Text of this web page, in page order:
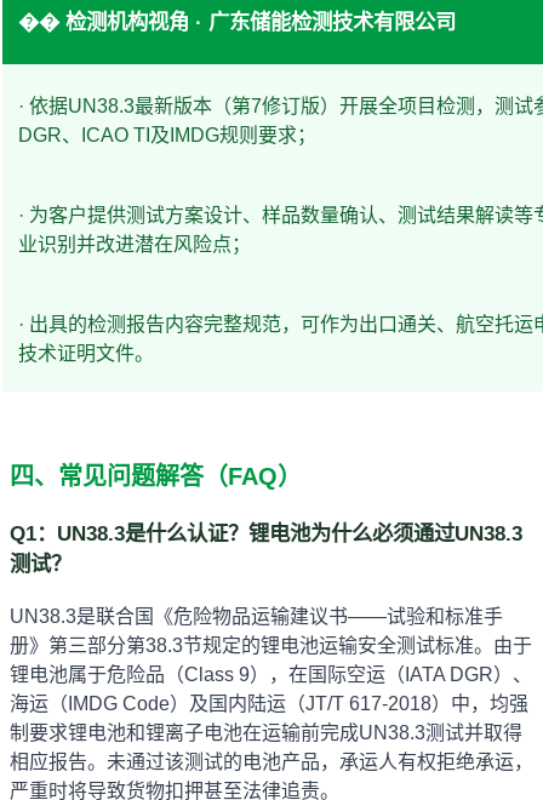
�� 检测机构视角 · 广东储能检测技术有限公司
· 依据UN38.3最新版本（第7修订版）开展全项目检测，测试
DGR、ICAO TI及IMDG规则要求；
· 为客户提供测试方案设计、样品数量确认、测试结果解读
业识别并改进潜在风险点；
· 出具的检测报告内容完整规范，可作为出口通关、航空托
技术证明文件。
四、常见问题解答（FAQ）
Q1：UN38.3是什么认证？锂电池为什么必须通过UN38.3
测试？
UN38.3是联合国《危险物品运输建议书——试验和标准手
册》第三部分第38.3节规定的锂电池运输安全测试标准。由于
锂电池属于危险品（Class 9），在国际空运（IATA DGR）、
海运（IMDG Code）及国内陆运（JT/T 617-2018）中，均强
制要求锂电池和锂离子电池在运输前完成UN38.3测试并取得
相应报告。未通过该测试的电池产品，承运人有权拒绝承运，
严重时将导致货物扣押甚至法律追责。